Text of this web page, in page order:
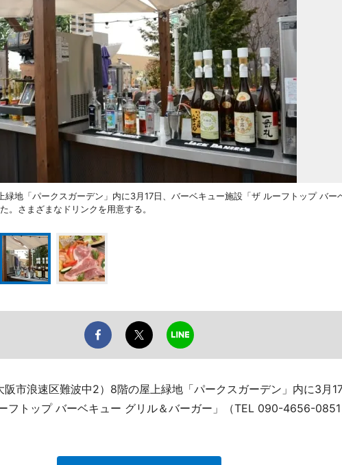
緑地「パークスガーデン」内に3月17日、バーベキュー施設「ザ ルーフトップ バー
。さまざまなドリンクを用意する。
阪市浪速区難波中2）8階の屋上緑地「パークスガーデン」内に3月
フトップ バーベキュー グリル＆バーガー」（TEL 090-4656-